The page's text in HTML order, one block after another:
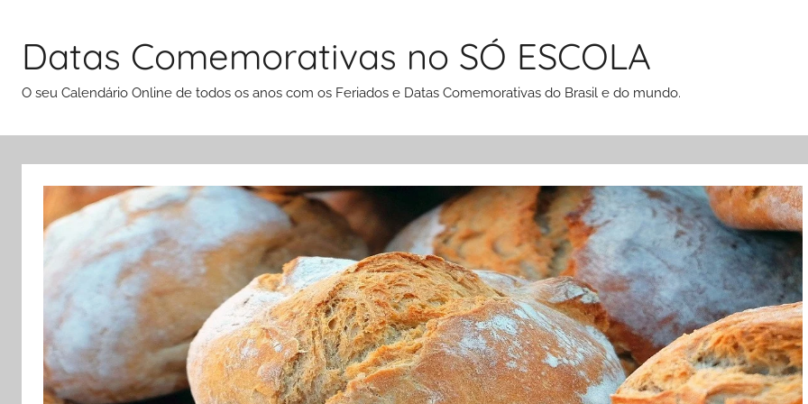
conteúdo
Datas Comemorativas no SÓ ESCOLA
O seu Calendário Online de todos os anos com os Feriados e Datas Comemorativas do Brasil e do mundo.